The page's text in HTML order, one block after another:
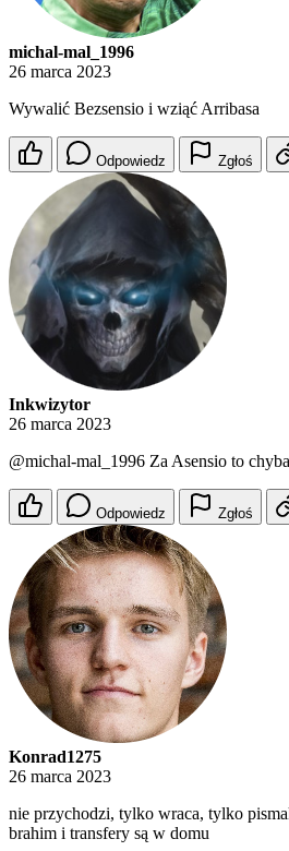
michal-mal_1996
26 marca 2023
Wywalić Bezsensio i wziąć Arribasa
Odpowiedz Zgłoś
Inkwizytor
26 marca 2023
@michal-mal_1996 Za Asensio to
Odpowiedz Zgłoś
Konrad1275
26 marca 2023
nie przychodzi, tylko wraca, tylko
brahim i transfery są w domu